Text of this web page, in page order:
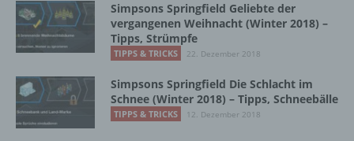
Simpsons Springfield Geliebte der
vergangenen Weihnacht (Winter 2018) –
Tipps, Strümpfe
TIPPS & TRICKS 22. Dezember 2018
Simpsons Springfield Die Schlacht im
Schnee (Winter 2018) – Tipps, Schneebälle
TIPPS & TRICKS 12. Dezember 2018
können, sofern diese zusätzlichen
Informationen gesondert aufbewahrt werden
und technischen und organisatorischen
Maßnahmen unterliegen, die gewährleisten,
dass die personenbezogenen Daten nicht
einer identifizierten oder identifizierbaren
natürlichen Person zugewiesen werden.